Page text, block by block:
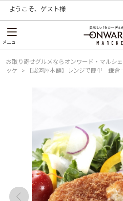
ようこそ、 ゲスト様
メニュー
お取り寄せグルメならオンワード・マルシェ
ッケ
> 【駿河屋本舗】レンジで簡単 鎌倉